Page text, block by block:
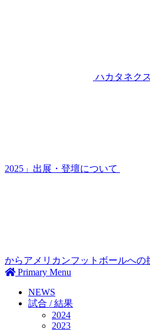
ハカタネク
2025」出展・登壇について
からアメリカンフットボールへの
Primary Menu
NEWS
試合 / 結果
2024
2023